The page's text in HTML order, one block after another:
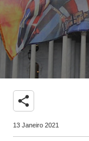
share
13 Janeiro 2021